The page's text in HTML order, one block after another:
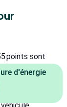
points sont
hausse de
unités.
d'énergie